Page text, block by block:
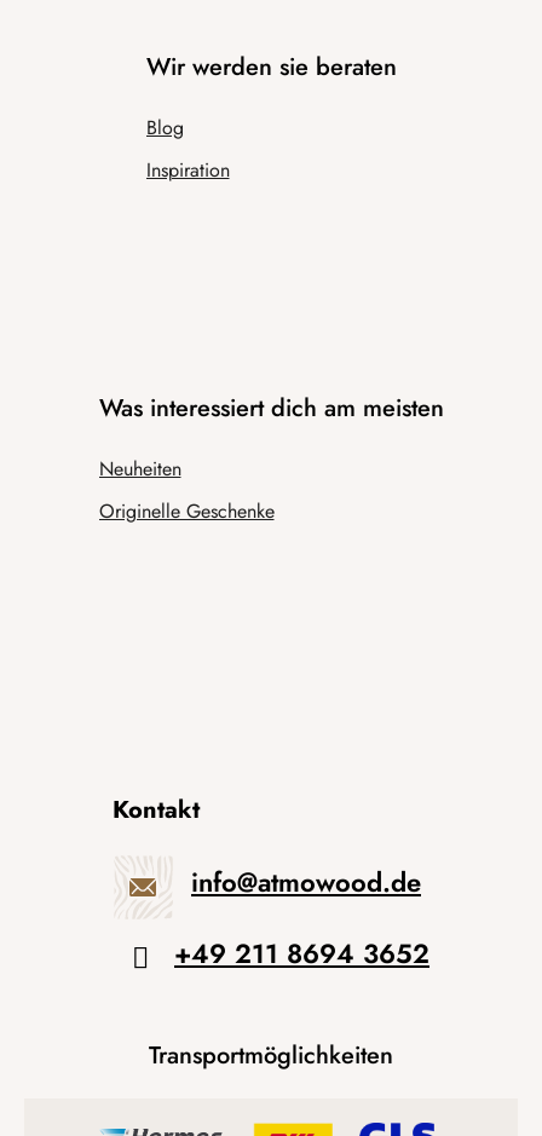
Wir werden sie beraten
Blog
Inspiration
Was interessiert dich am meisten
Neuheiten
Originelle Geschenke
Kontakt
info@atmowood.de
+49 211 8694 3652
Transportmöglichkeiten